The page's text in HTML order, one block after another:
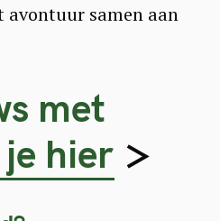
avontuur samen aan
met
hier >